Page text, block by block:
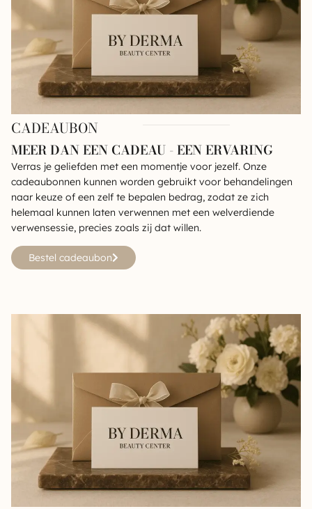
CADEAUBON
MEER DAN EEN CADEAU - EEN ERVARING
Verras je geliefden met een momentje voor jezelf. Onze
cadeaubonnen kunnen worden gebruikt voor behandelingen
naar keuze of een zelf te bepalen bedrag, zodat ze zich
helemaal kunnen laten verwennen met een welverdiende
verwensessie, precies zoals zij dat willen.
Bestel cadeaubon